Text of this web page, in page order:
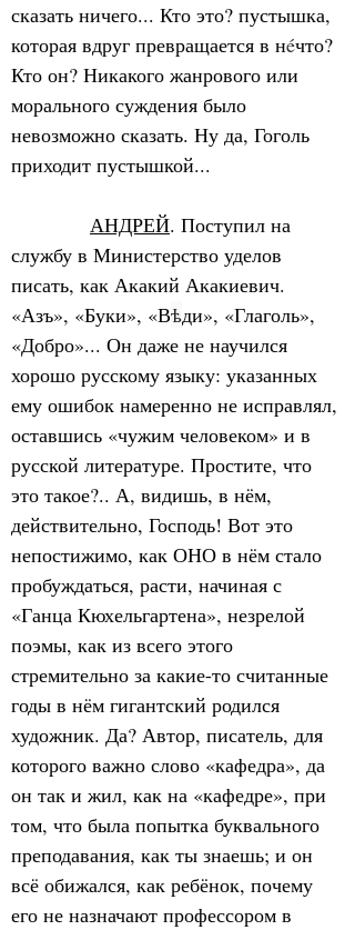
сказать ничего... Кто это? пустышка,
которая вдруг превращается в нéчто?
Кто он? Никакого жанрового или
морального суждения было
невозможно сказать. Ну да, Гоголь
приходит пустышкой...
АНДРЕЙ. Поступил на
службу в Министерство уделов
писать, как Акакий Акакиевич.
«Азъ», «Буки», «Вѣди», «Глаголь»,
«Добро»... Он даже не научился
хорошо русскому языку: указанных
ему ошибок намеренно не исправлял,
оставшись «чужим человеком» и в
русской литературе. Простите, что
это такое?.. А, видишь, в нём,
действительно, Господь! Вот это
непостижимо, как ОНО в нём стало
пробуждаться, расти, начиная с
«Ганца Кюхельгартена», незрелой
поэмы, как из всего этого
стремительно за какие-то считанные
годы в нём гигантский родился
художник. Да? Автор, писатель, для
которого важно слово «кафедра», да
он так и жил, как на «кафедре», при
том, что была попытка буквального
преподавания, как ты знаешь; и он
всё обижался, как ребёнок, почему
его не назначают профессором в